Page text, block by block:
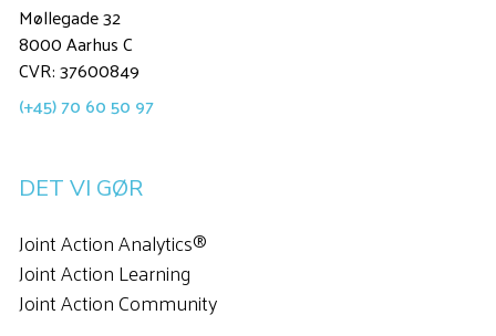
Møllegade 32
8000 Aarhus C
CVR: 37600849
(+45) 70 60 50 97
DET VI GØR
Joint Action Analytics®
Joint Action Learning
Joint Action Community